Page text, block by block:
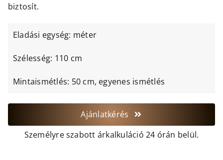
biztosít.
Eladási egység: méter
Szélesség: 110 cm
Mintaismétlés: 50 cm, egyenes ismétlés
Ajánlatkérés
Személyre szabott árkalkuláció 24 órán belül.